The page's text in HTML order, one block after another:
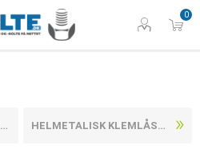
0
HELMETALISK KLEMLÅSEMØTRIK ISO 7042 ELFORZINKET STÅL KL. 8 M27 (25 STK)